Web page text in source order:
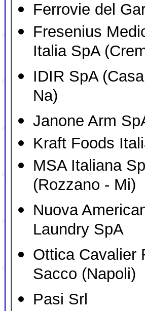
Ferrovie del
Fresenius
Italia SpA
IDIR SpA
Na)
Janone Arm
Kraft Foods
MSA Italiana
(Rozzano - Mi)
Nuova
Laundry SpA
Ottica Cavalier
Sacco (Napoli)
Pasi Srl